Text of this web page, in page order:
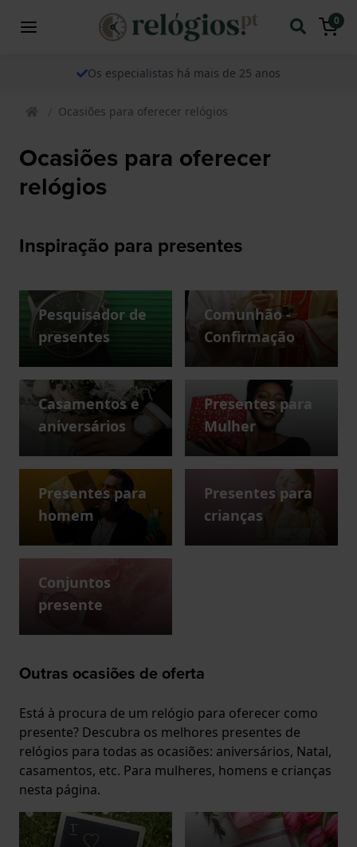
0
Os especialistas há mais de 25 anos
Ocasiões para oferecer relógios
Ocasiões para oferecer
relógios
Inspiração para presentes
Pesquisador de
presentes
Comunhão -
Confirmação
Casamentos e
aniversários
Presentes para
Mulher
Presentes para
homem
Presentes para
crianças
Conjuntos
presente
Outras ocasiões de oferta
Está à procura de um relógio para oferecer como
presente? Descubra os melhores presentes de
relógios para todas as ocasiões: aniversários, Natal,
casamentos, etc. Para mulheres, homens e crianças
nesta página.